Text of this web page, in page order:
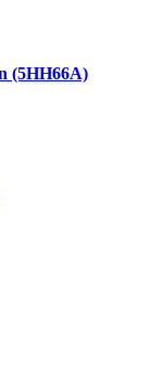
(5HH66A)